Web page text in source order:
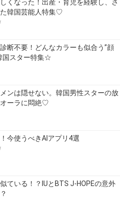
くなった！出産・育児を経験し、さ
韓国芸能人特集♡
断不要！どんなカラーも似合う”顔
国スター特集☆
ンは隠せない。韓国男性スターの放
ーラに悶絶♡
今使うべきAIアプリ4選
ている！？IUとBTS J-HOPEの意外